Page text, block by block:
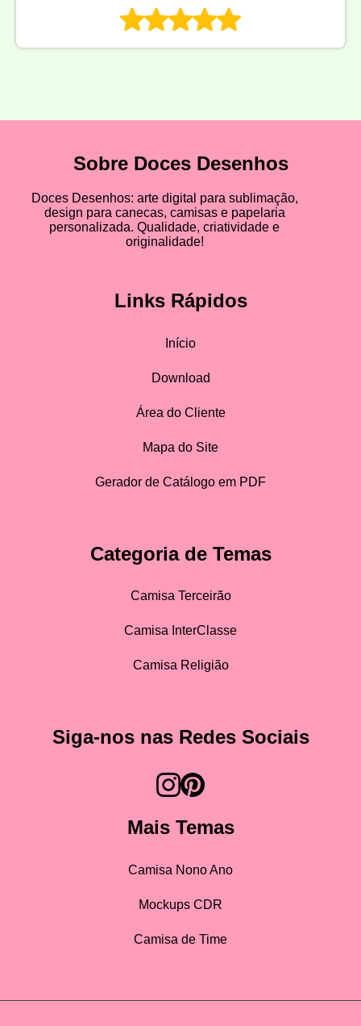
Sobre Doces Desenhos
Doces Desenhos: arte digital para sublimação,
design para canecas, camisas e papelaria
personalizada. Qualidade, criatividade e
originalidade!
Links Rápidos
Início
Download
Área do Cliente
Mapa do Site
Gerador de Catálogo em PDF
Categoria de Temas
Camisa Terceirão
Camisa InterClasse
Camisa Religião
Siga-nos nas Redes Sociais
Mais Temas
Camisa Nono Ano
Mockups CDR
Camisa de Time